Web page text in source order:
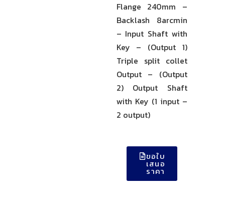
Flange 240mm –
Backlash 8arcmin
– Input Shaft with
Key – (Output 1)
Triple split collet
Output – (Output
2) Output Shaft
with Key (1 input –
2 output)
ขอใบ
เสนอ
ราคา